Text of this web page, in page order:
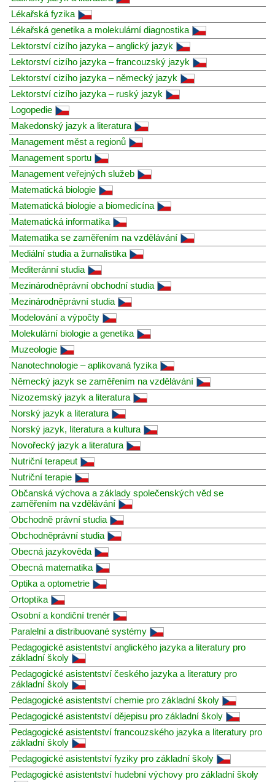
Lékařská fyzika
Lékařská genetika a molekulární diagnostika
Lektorství cizího jazyka – anglický jazyk
Lektorství cizího jazyka – francouzský jazyk
Lektorství cizího jazyka – německý jazyk
Lektorství cizího jazyka – ruský jazyk
Logopedie
Makedonský jazyk a literatura
Management měst a regionů
Management sportu
Management veřejných služeb
Matematická biologie
Matematická biologie a biomedicína
Matematická informatika
Matematika se zaměřením na vzdělávání
Mediální studia a žurnalistika
Mediteránní studia
Mezinárodněprávní obchodní studia
Mezinárodněprávní studia
Modelování a výpočty
Molekulární biologie a genetika
Muzeologie
Nanotechnologie – aplikovaná fyzika
Německý jazyk se zaměřením na vzdělávání
Nizozemský jazyk a literatura
Norský jazyk a literatura
Norský jazyk, literatura a kultura
Novořecký jazyk a literatura
Nutriční terapeut
Nutriční terapie
Občanská výchova a základy společenských věd se
zaměřením na vzdělávání
Obchodně právní studia
Obchodněprávní studia
Obecná jazykověda
Obecná matematika
Optika a optometrie
Ortoptika
Osobní a kondiční trenér
Paralelní a distribuované systémy
Pedagogické asistentství anglického jazyka a literatury pro
základní školy
Pedagogické asistentství českého jazyka a literatury pro
základní školy
Pedagogické asistentství chemie pro základní školy
Pedagogické asistentství dějepisu pro základní školy
Pedagogické asistentství francouzského jazyka a literatury pro
základní školy
Pedagogické asistentství fyziky pro základní školy
Pedagogické asistentství hudební výchovy pro základní školy